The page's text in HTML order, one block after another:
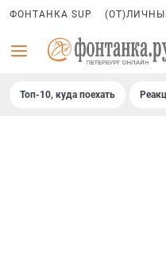
ФОНТАНКА SUP
Топ-10, куда поехать